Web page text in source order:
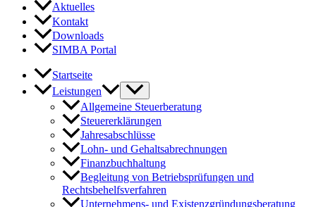
Aktuelles
Kontakt
Downloads
SIMBA Portal
Startseite
Leistungen
Allgemeine Steuerberatung
Steuererklärungen
Jahresabschlüsse
Lohn- und Gehaltsabrechnungen
Finanzbuchhaltung
Begleitung von Betriebsprüfungen und
Rechtsbehelfsverfahren
Unternehmens- und Existenzgründungsberatung